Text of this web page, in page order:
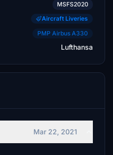
MSFS2020
Aircraft Liveries
PMP Airbus A330
Lufthansa
Mar 22, 2021